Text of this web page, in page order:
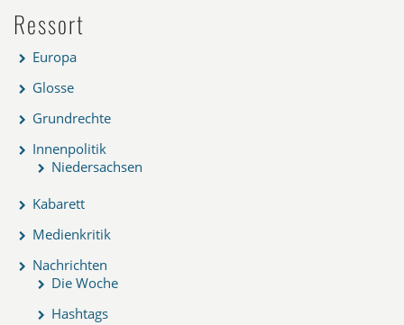
Ressort
Europa
Glosse
Grundrechte
Innenpolitik
Niedersachsen
Kabarett
Medienkritik
Nachrichten
Die Woche
Hashtags